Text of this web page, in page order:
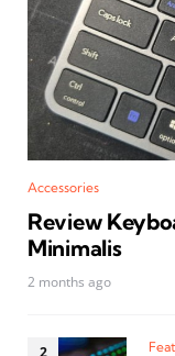
Accessories
Review
Minimalis
2 months ago